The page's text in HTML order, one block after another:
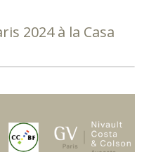
2024 à la Casa